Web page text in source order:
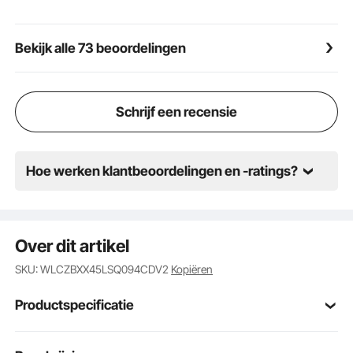
Bekijk alle 73 beoordelingen
Schrijf een recensie
Hoe werken klantbeoordelingen en -ratings?
Over dit artikel
SKU: WLCZBXX45LSQ094CDV2 Kopiëren
Productspecificatie